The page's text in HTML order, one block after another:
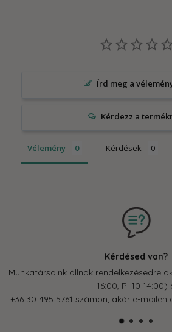
Írd meg a
Vélemény Kérdések
Kérdésed van?
Munkatársaink állnak rendelkezésedre
16:00, P: 10-14:00) a
+36 30 495 5761 számon, akár e-mailen a